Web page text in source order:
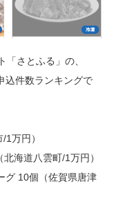
さとふる」の、
込件数ランキングで
万円）
海道八雲町/1万円）
グ 10個（佐賀県唐津